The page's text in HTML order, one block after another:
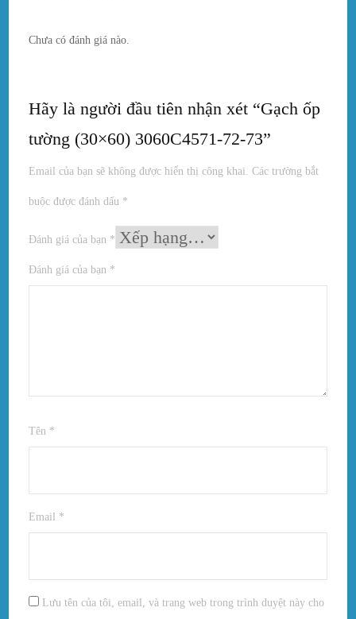
Chưa có đánh giá nào.
Hãy là người đầu tiên nhận xét “Gạch ốp
tường (30×60) 3060C4571-72-73”
Email của bạn sẽ không được hiển thị công khai. Các trường bắt
buộc được đánh dấu *
Đánh giá của bạn *
Đánh giá của bạn *
Tên *
Email *
Lưu tên của tôi, email, và trang web trong trình duyệt này cho